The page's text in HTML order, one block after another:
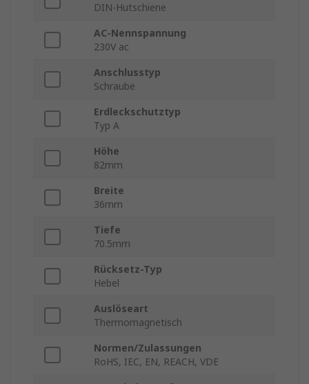
DIN-Hutschiene
AC-Nennspannung
230V ac
Anschlusstyp
Schraube
Erdleckschutztyp
Typ A
Höhe
82mm
Breite
36mm
Tiefe
70.5mm
Rücksetz-Typ
Hebel
Auslöseart
Thermomagnetisch
Normen/Zulassungen
RoHS, IEC, EN, REACH, VDE